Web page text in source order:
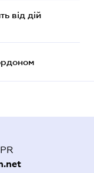
від дій